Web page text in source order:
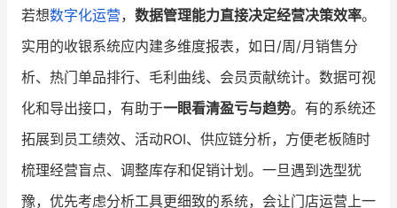
若想数字化运营， 数据管理能力直接决定经营决策效率。
实用的收银系统应内建多维度报表，如日/周/月销售分
析、热门单品排行、毛利曲线、会员贡献统计。数据可视
化和导出接口，有助于一眼看清盈亏与趋势。有的系统还
拓展到员工绩效、活动ROI、供应链分析，方便老板随时
梳理经营盲点、调整库存和促销计划。一旦遇到选型犹
豫，优先考虑分析工具更细致的系统，会让门店运营上一